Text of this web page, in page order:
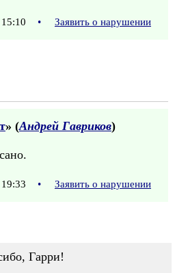
15:10 • Заявить о нарушении
» (Андрей Гавриков)
19:33 • Заявить о нарушении
Гарри!